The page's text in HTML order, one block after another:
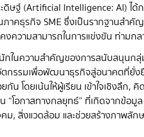
ษฐ์ (Artificial Intelligence: AI) ได้
ภาคธุรกิจ SME ซึ่งเป็นรากฐานสำ
งความสามารถในการแข่งขัน ท่าม
ในความสำคัญของการสนับสนุนกลุ่
กรรมเพื่อพัฒนาธุรกิจสู่อนาคตที่ยั่งยื
น โดยเน้นให้ผู้เรียน เข้าใจเชิงลึก,
“โอกาสทางกลยุทธ์” ที่เกิดจากข้อ
, สิ่งแวดล้อม และช่วยสร้างภาพลั